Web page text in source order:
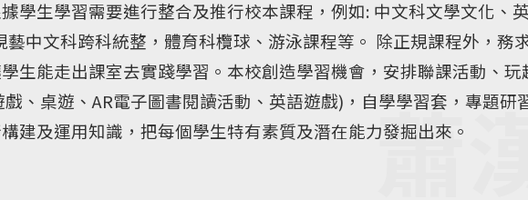
學生學習需要進行整合及推行校本課程，例如: 中文科文學文化、
中文科跨科統整，體育科欖球、游泳課程等。 除正規課程外，務
生能走出課室去實踐學習。本校創造學習機會，安排聯課活動、玩
、桌遊、AR電子圖書閱讀活動、英語遊戲)，自學學習套，專題研
建及運用知識，把每個學生特有素質及潛在能力發掘出來。